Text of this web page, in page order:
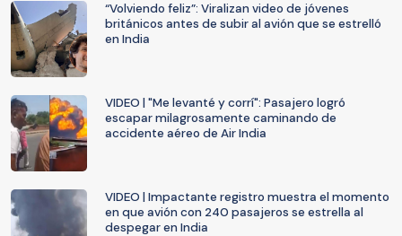
“Volviendo feliz”: Viralizan video de jóvenes
británicos antes de subir al avión que se estrelló
en India
VIDEO | "Me levanté y corrí": Pasajero logró
escapar milagrosamente caminando de
accidente aéreo de Air India
VIDEO | Impactante registro muestra el momento
en que avión con 240 pasajeros se estrella al
despegar en India